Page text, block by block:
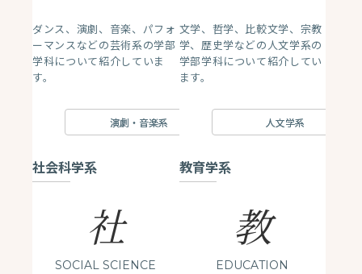
ダンス、演劇、音楽、パフォ
ーマンスなどの芸術系の学部
学科について紹介していま
す。
演劇・音楽系
文学、哲学、比較文学、宗教
学、歴史学などの人文学系の
学部学科について紹介してい
ます。
人文学系
社会科学系
社
SOCIAL SCIENCE
教育学系
教
EDUCATION